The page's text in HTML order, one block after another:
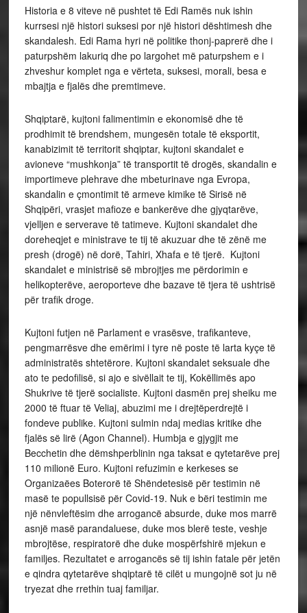
Historia e 8 viteve në pushtet të Edi Ramës nuk ishin
kurrsesi një histori suksesi por një histori dështimesh dhe
skandalesh. Edi Rama hyri në politike thonj-paprerë dhe i
paturpshëm lakuriq dhe po largohet më paturpshem e i
zhveshur komplet nga e vërteta, suksesi, morali, besa e
mbajtja e fjalës dhe premtimeve.
Shqiptarë, kujtoni falimentimin e ekonomisë dhe të
prodhimit të brendshem, mungesën totale të eksportit,
kanabizimit të territorit shqiptar, kujtoni skandalet e
avioneve “mushkonja” të transportit të drogës, skandalin e
importimeve plehrave dhe mbeturinave nga Evropa,
skandalin e çmontimit të armeve kimike të Sirisë në
Shqipëri, vrasjet mafioze e bankerëve dhe gjyqtarëve,
vjelljen e serverave të tatimeve. Kujtoni skandalet dhe
doreheqjet e ministrave te tij të akuzuar dhe të zënë me
presh (drogë) në dorë, Tahiri, Xhafa e të tjerë. Kujtoni
skandalet e ministrisë së mbrojtjes me përdorimin e
helikopterëve, aeroporteve dhe bazave të tjera të ushtrisë
për trafik droge.
Kujtoni futjen në Parlament e vrasësve, trafikanteve,
pengmarrësve dhe emërimi i tyre në poste të larta kyçe të
administratës shtetërore. Kujtoni skandalet seksuale dhe
ato te pedofilisë, si ajo e sivëllait te tij, Kokëllimës apo
Shukrive të tjerë socialiste. Kujtoni dasmën prej sheiku me
2000 të ftuar të Veliaj, abuzimi me i drejtëperdrejtë i
fondeve publike. Kujtoni sulmin ndaj medias kritike dhe
fjalës së lirë (Agon Channel). Humbja e gjygjit me
Becchetin dhe dëmshperblinin nga taksat e qytetarëve prej
110 milionë Euro. Kujtoni refuzimin e kerkeses se
Organizaëes Boterorë të Shëndetesisë për testimin në
masë te popullsisë për Covid-19. Nuk e bëri testimin me
një nënvleftësim dhe arrogancë absurde, duke mos marrë
asnjë masë parandaluese, duke mos blerë teste, veshje
mbrojtëse, respiratorë dhe duke mospërfshirë mjekun e
familjes. Rezultatet e arrogancës së tij ishin fatale për jetën
e qindra qytetarëve shqiptarë të cilët u mungojnë sot ju në
tryezat dhe rrethin tuaj familjar.